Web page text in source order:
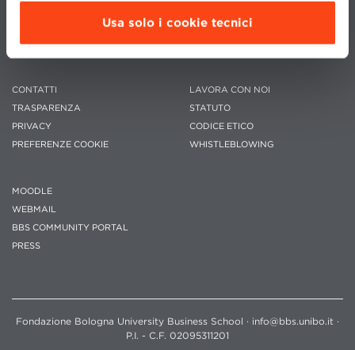
Usa solo i cookie tecnici
CONTATTI
TRASPARENZA
PRIVACY
PREFERENZE COOKIE
LAVORA CON NOI
STATUTO
CODICE ETICO
WHISTLEBLOWING
MOODLE
WEBMAIL
BBS COMMUNITY PORTAL
PRESS
Fondazione Bologna University Business School · info@bbs.unibo.it ·
P.I. - C.F. 02095311201